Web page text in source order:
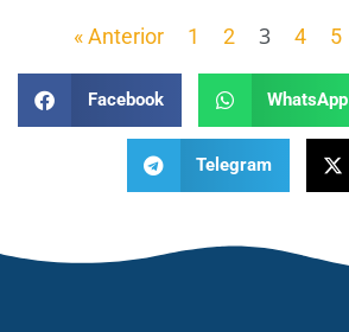
« Anterior 1 2 3 4 5
Facebook WhatsApp
Telegram